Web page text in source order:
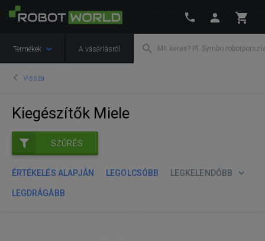
Termékek A vásárlásról
Vissza
Kiegészítők Miele
SZŰRÉS
ÉRTÉKELÉS ALAPJÁN LEGOLCSÓBB LEGKELENDŐBB
LEGDRÁGÁBB